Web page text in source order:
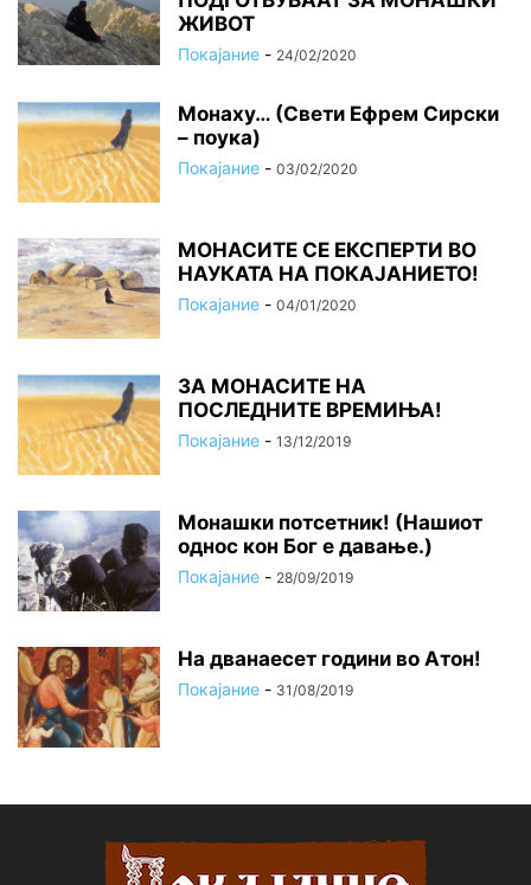
ЖИВОТ
Покајание - 24/02/2020
Монаху… (Свети Ефрем Сирски
– поука)
Покајание - 03/02/2020
МОНАСИТЕ СЕ ЕКСПЕРТИ ВО
НАУКАТА НА ПОКАЈАНИЕТО!
Покајание - 04/01/2020
ЗА МОНАСИТЕ НА
ПОСЛЕДНИТЕ ВРЕМИЊА!
Покајание - 13/12/2019
Монашки потсетник! (Нашиот
однос кон Бог е давање.)
Покајание - 28/09/2019
На дванаесет години во Атон!
Покајание - 31/08/2019